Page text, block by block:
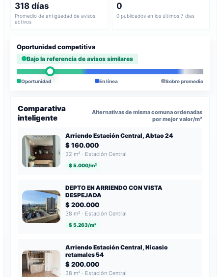
318 días
Promedio de antigüedad de avisos
activos
0
0 publicados en los últimos 7 días
Oportunidad competitiva
Bajo la referencia de avisos similares
Oportunidad En línea Sobre promedio
Comparativa
inteligente
Alternativas de misma comuna ordenadas
por mejor valor/m²
Arriendo Estación Central, Abtao 24
$ 160.000
32 m² · Estación Central
$ 5.000/m²
DEPTO EN ARRIENDO CON VISTA
DESPEJADA
$ 200.000
38 m² · Estación Central
$ 5.263/m²
Arriendo Estación Central, Nicasio
retamales 54
$ 200.000
38 m² · Estación Central